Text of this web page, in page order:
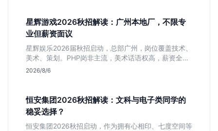
星辉游戏2026秋招解读：广州本地厂，不限专
业但薪资面议
星辉娱乐2026届秋招启动，总部广州，岗位覆盖技术、
美术、策划。PHP岗非主流，美术话语权高，薪资全面
面议。适合想接触项目全流程的应届生，追求大厂光环
2026/8/6
恒安集团2026秋招解读：文科与电子类同学的
稳妥选择？
恒安集团2026秋招启动，作为拥有心相印、七度空间等